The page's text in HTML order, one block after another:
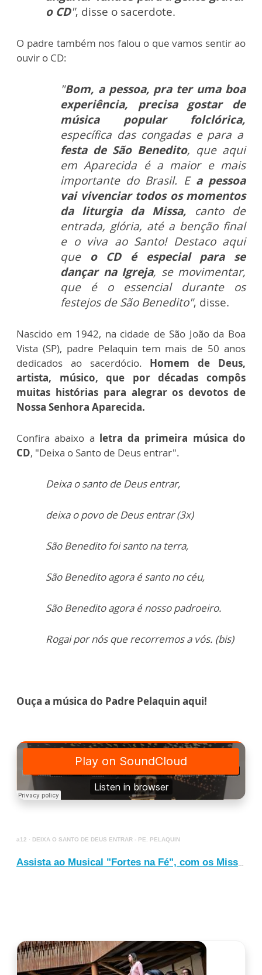
o CD", disse o sacerdote.
O padre também nos falou o que vamos sentir ao
ouvir o CD:
"Bom, a pessoa, pra ter uma boa
experiência, precisa gostar de
música popular folclórica,
específica das congadas e para a
festa de São Benedito, que aqui
em Aparecida é a maior e mais
importante do Brasil. Ea pessoa
vai vivenciar todos os momentos
da liturgia da Missa, canto de
entrada, glória, até a benção final
e o viva ao Santo! Destaco aqui
que o CD é especial para se
dançar na Igreja, se movimentar,
que é o essencial durante os
festejos de São Benedito", disse.
Nascido em 1942, na cidade de São João da Boa
Vista (SP), padre Pelaquin tem mais de 50 anos
dedicados ao sacerdócio. Homem de Deus,
artista, músico, que por décadas compôs
muitas histórias para alegrar os devotos de
Nossa Senhora Aparecida.
Confira abaixo a letra da primeira música do
CD, "Deixa o Santo de Deus entrar".
Deixa o santo de Deus entrar,
deixa o povo de Deus entrar (3x)
São Benedito foi santo na terra,
São Benedito agora é santo no céu,
São Benedito agora é nosso padroeiro.
Rogai por nós que recorremos a vós. (bis)
Ouça a música do Padre Pelaquin aqui!
a12 · DEIXA O SANTO DE DEUS ENTRAR - PE. PELAQUIN
Assista ao Musical "Fortes na Fé", com os Missionários Redentoristas